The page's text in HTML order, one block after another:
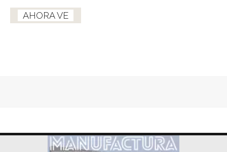
AHORA VE